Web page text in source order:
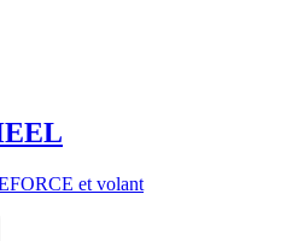
et volant